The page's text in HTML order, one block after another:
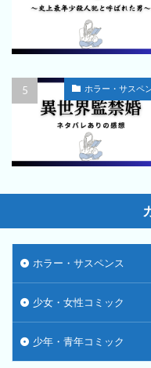
ホラー・サスペ
ホラー・サスペンス
少女・女性コミック
少年・青年コミック